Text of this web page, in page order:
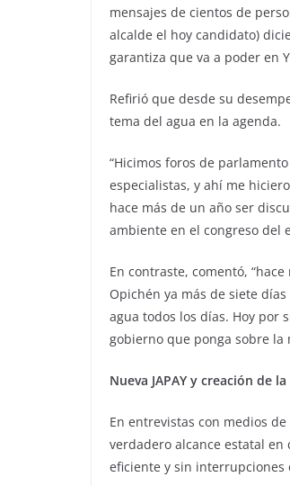
mensajes de cientos de
alcalde el hoy candidato)
garantiza que va a poder en
Refirió que desde su
tema del agua en la agenda.
“Hicimos foros de
especialistas, y ahí me
hace más de un año ser
ambiente en el congreso del
En contraste, comentó,
Opichén ya más de siete
agua todos los días. Hoy por
gobierno que ponga sobre la
Nueva JAPAY y creación de
En entrevistas con medios
verdadero alcance estatal
eficiente y sin interrupciones